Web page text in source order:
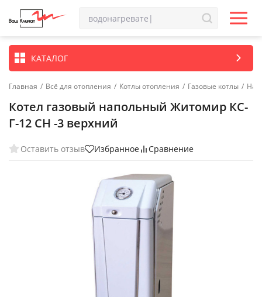
КАТАЛОГ
Главная / Всё для отопления / Котлы отопления / Газовые котлы /
Котел газовый напольный Житомир КС-
Г-12 СН -3 верхний
Оставить отзыв Избранное Сравнение